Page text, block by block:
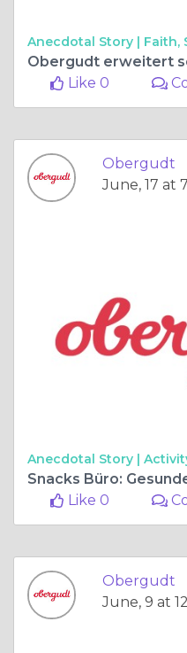
Anecdotal Story | Faith,
Like 0
Obergudt
June, 17 at
Anecdotal Story |
Like 0
Obergudt
June, 9 at